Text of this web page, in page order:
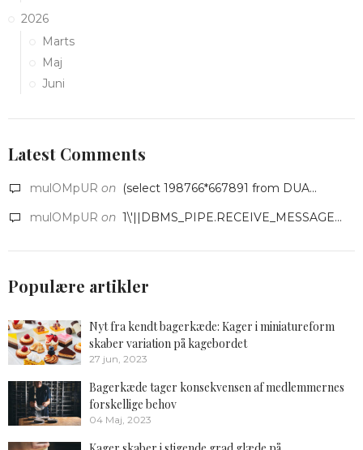
2026
Marts
Maj
Juni
Latest Comments
mulOMpUR on (select 198766*667891 from DUA...
mulOMpUR on 1\'||DBMS_PIPE.RECEIVE_MESSAGE...
Populære artikler
Nyt fra kendt bagerkæde: Kager i miniatureform
skaber variation på kagebordet
27 jun, 2023
Bagerkæde tager konsekvensen af medlemmernes
forskellige behov
04 Maj, 2023